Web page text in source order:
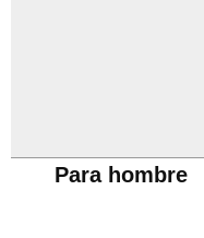
Para hombre